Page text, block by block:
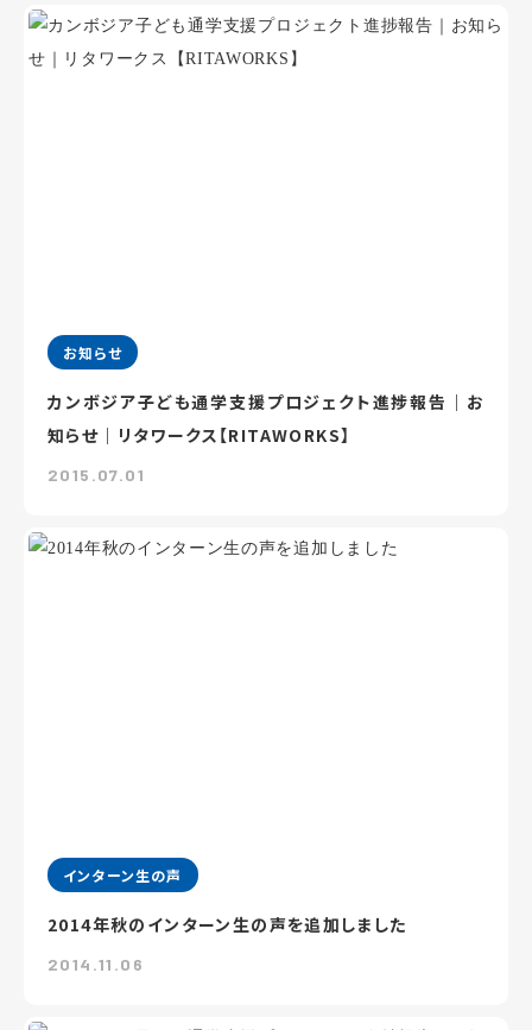
お知らせ
カンボジア子ども通学支援プロジェクト進捗報告｜お
知らせ｜リタワークス【RITAWORKS】
2015.07.01
インターン生の声
2014年秋のインターン生の声を追加しました
2014.11.06